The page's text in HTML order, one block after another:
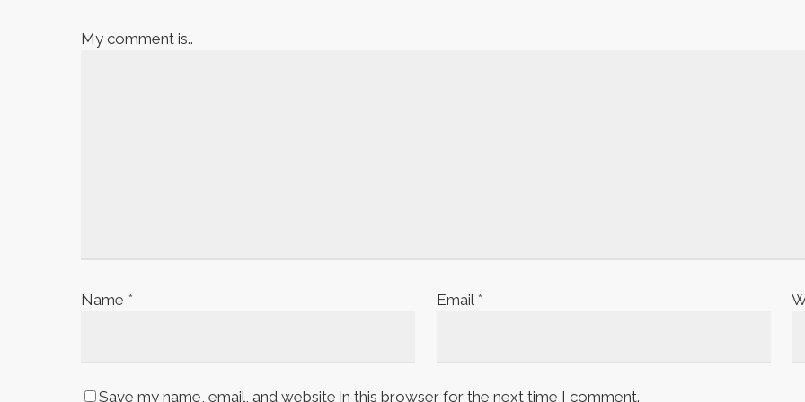
My comment is..
Name * Email *
Save my name, email, and website in this browser for the next time I comment.